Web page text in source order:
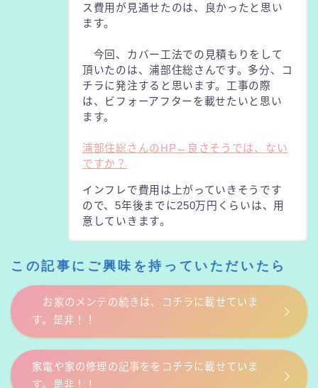
ス費用が見通せたのは、良かったと思い
ます。
今回、カバー工法での見積もりをして
頂いたのは、浦部住総さんです。多分、コ
チラに発注すると思います。工事の際
は、ビフォーアフターを載せたいと思い
ます。
浦部住総さんのHP←良さそうでは、ない
ですか？
インフレで費用は上がっていきそうです
ので、5年後までに250万円くらいは、用
意していきます。
この記事にご興味を持っていただいたら
お家のメンテの続きは、コチラに載せていま
す。是非！！
家電や家の修理の記事ををコチラに載せていま
す。是非！！